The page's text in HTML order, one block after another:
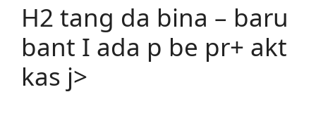
H2 tang da bina – baru
bant I ada p be pr+ akt
kas j>